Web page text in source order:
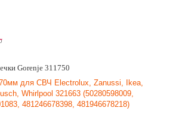
Gorenje 311750